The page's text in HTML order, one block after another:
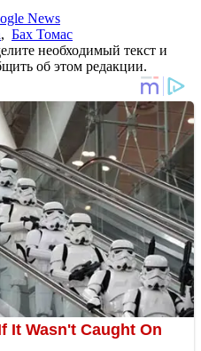
News
, Бах Томас
необходимый текст и
об этом редакции.